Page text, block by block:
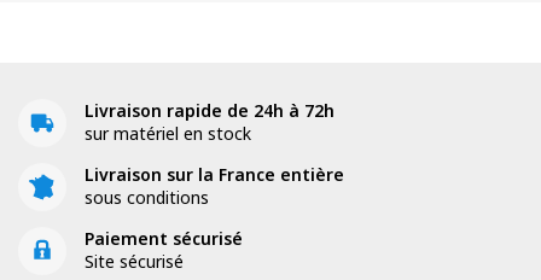
Livraison rapide de 24h à 72h
sur matériel en stock
Livraison sur la France entière
sous conditions
Paiement sécurisé
Site sécurisé